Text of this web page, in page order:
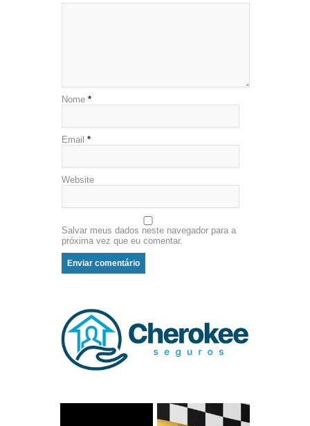
Nome *
Email *
Website
Salvar meus dados neste navegador para a
próxima vez que eu comentar.